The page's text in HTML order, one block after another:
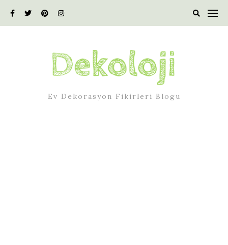
Ev Dekorasyon Fikirleri Blogu